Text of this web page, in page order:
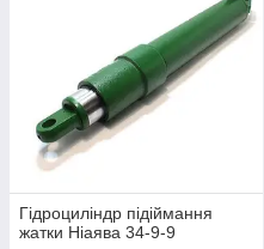
Гідроциліндр підіймання
жатки Ніаява 34-9-9